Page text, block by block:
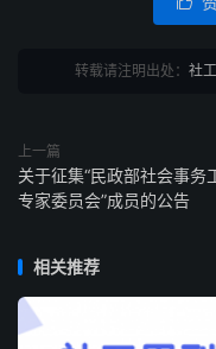
转载请注明出处： 社
上一篇
关于征集“民政部社会事务
专家委员会”成员的公告
相关推荐